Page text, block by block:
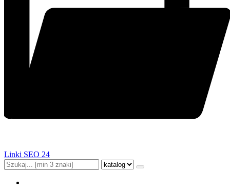
Linki SEO 24